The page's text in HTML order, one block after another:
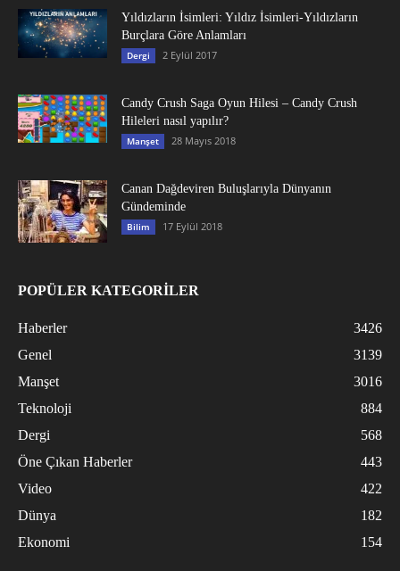
Yıldızların İsimleri: Yıldız İsimleri-Yıldızların
Burçlara Göre Anlamları
Dergi 2 Eylül 2017
Candy Crush Saga Oyun Hilesi – Candy Crush
Hileleri nasıl yapılır?
Manşet 28 Mayıs 2018
Canan Dağdeviren Buluşlarıyla Dünyanın
Gündeminde
Bilim 17 Eylül 2018
POPÜLER KATEGORİLER
Haberler
3426
Genel
3139
Manşet
3016
Teknoloji
884
Dergi
568
Öne Çıkan Haberler
443
Video
422
Dünya
182
Ekonomi
154